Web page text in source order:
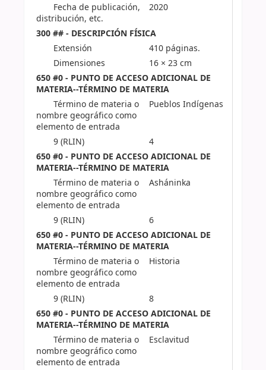
Fecha de publicación,
distribución, etc.
2020
300 ## - DESCRIPCIÓN FÍSICA
Extensión
410 páginas.
Dimensiones
16 × 23 cm
650 #0 - PUNTO DE ACCESO ADICIONAL DE
MATERIA--TÉRMINO DE MATERIA
Término de materia o
nombre geográfico como
elemento de entrada
Pueblos Indígenas
9 (RLIN)
4
650 #0 - PUNTO DE ACCESO ADICIONAL DE
MATERIA--TÉRMINO DE MATERIA
Término de materia o
nombre geográfico como
elemento de entrada
Asháninka
9 (RLIN)
6
650 #0 - PUNTO DE ACCESO ADICIONAL DE
MATERIA--TÉRMINO DE MATERIA
Término de materia o
nombre geográfico como
elemento de entrada
Historia
9 (RLIN)
8
650 #0 - PUNTO DE ACCESO ADICIONAL DE
MATERIA--TÉRMINO DE MATERIA
Término de materia o
nombre geográfico como
elemento de entrada
Esclavitud